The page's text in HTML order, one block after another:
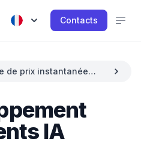
Contacts
de prix instantanée
IA